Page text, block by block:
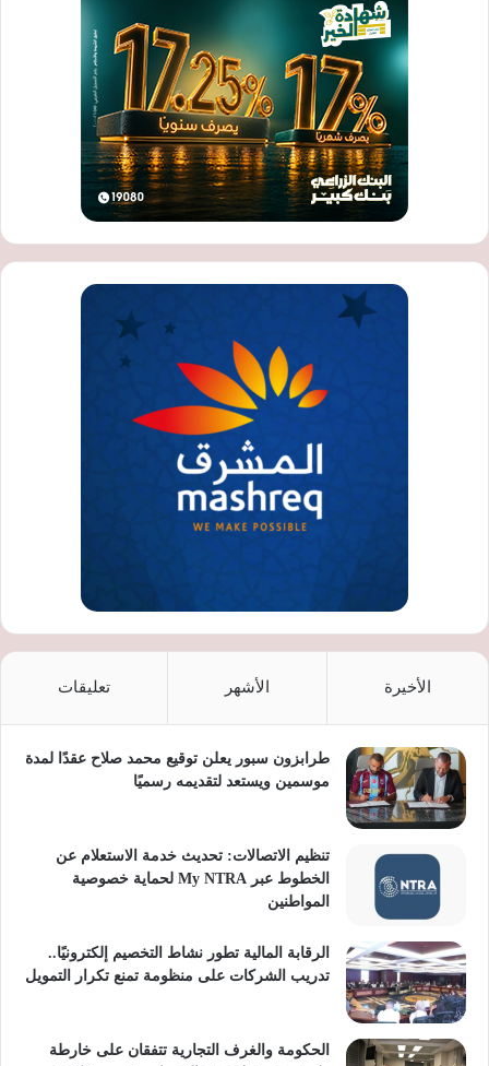
الأخيرة الأشهر تعليقات
طرابزون سبور يعلن توقيع محمد صلاح عقدًا لمدة
موسمين ويستعد لتقديمه رسميًا
تنظيم الاتصالات: تحديث خدمة الاستعلام عن
الخطوط عبر My NTRA لحماية خصوصية
المواطنين
الرقابة المالية تطور نشاط التخصيم إلكترونيًا..
تدريب الشركات على منظومة تمنع تكرار التمويل
الحكومة والغرف التجارية تتفقان على خارطة